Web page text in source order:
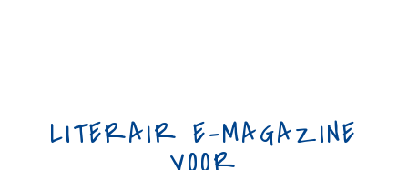
LITERAIR E-MAGAZINE